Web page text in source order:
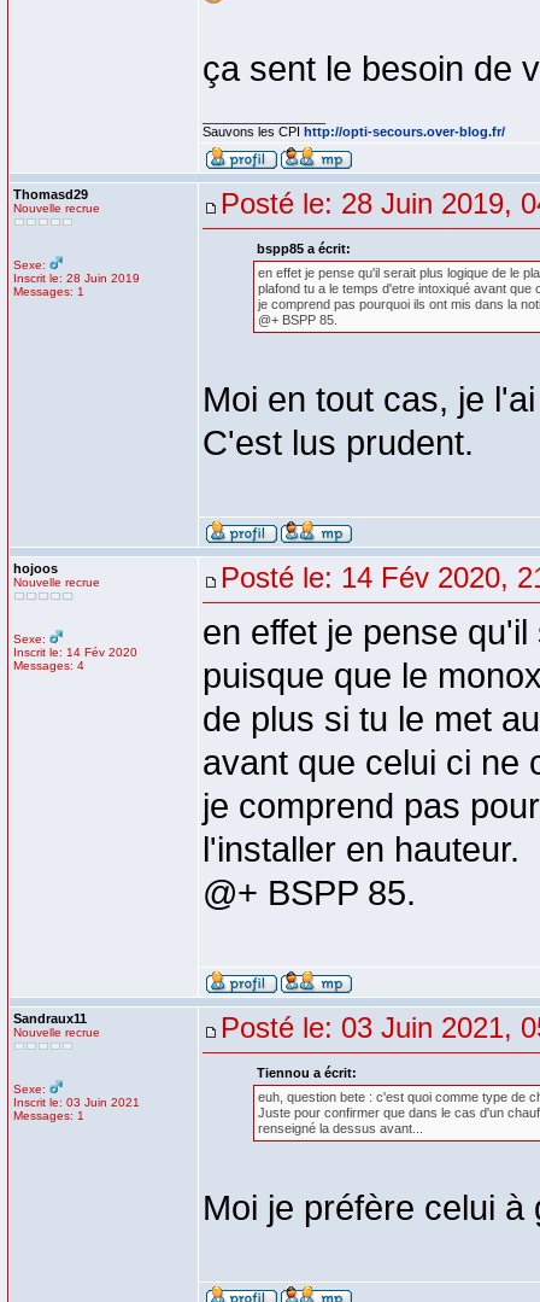
ça sent le besoin de
Sauvons les CPI http://opti-secours.over-blog.fr/
Thomasd29
Nouvelle recrue
Sexe:
Inscrit le: 28 Juin 2019
Messages: 1
Posté le: 28 Juin 2019,
bspp85 a écrit:
en effet je pense qu'il serait plus logique de le
plafond tu a le temps d'etre intoxiqué avant que
je comprend pas pourquoi ils ont mis dans la
@+ BSPP 85.
Moi en tout cas, je
C'est lus prudent.
hojoos
Nouvelle recrue
Sexe:
Inscrit le: 14 Fév 2020
Messages: 4
Posté le: 14 Fév 2020,
en effet je pense
puisque que le
de plus si tu le met
avant que celui ci ne
je comprend pas
l'installer en hauteur.
@+ BSPP 85.
Sandraux11
Nouvelle recrue
Sexe:
Inscrit le: 03 Juin 2021
Messages: 1
Posté le: 03 Juin 2021,
Tiennou a écrit:
euh, question bete : c'est quoi comme type de
Juste pour confirmer que dans le cas d'un
renseigné la dessus avant...
Moi je préfère celui